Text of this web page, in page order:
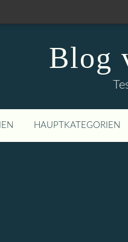
Blog
HAUPTKATEGORIEN